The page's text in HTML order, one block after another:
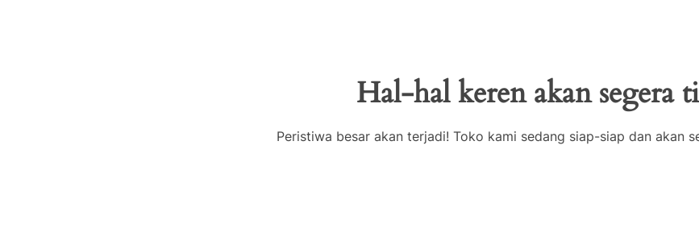
Hal-hal keren akan segera
Peristiwa besar akan terjadi! Toko kami sedang siap-siap dan akan